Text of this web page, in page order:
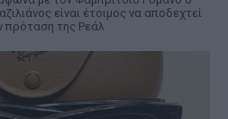
είναι έτοιμος να αποδεχτεί
πρόταση της Ρεάλ